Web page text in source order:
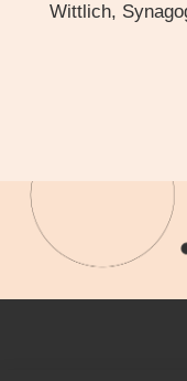
Wittlich,